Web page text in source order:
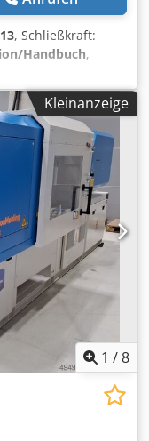
, Schließkraft:
Handbuch,
135 mm
mm Abstand
I Ems Ai Rek
Antrieb:
Kleinanzeige
1 /8